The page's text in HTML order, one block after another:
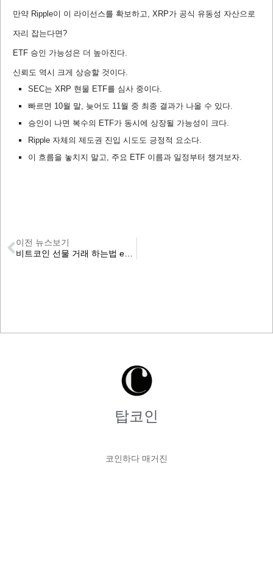
만약 Ripple이 이 라이선스를 확보하고, XRP가 공식 유동성 자산으로
자리 잡는다면?
ETF 승인 가능성은 더 높아진다.
신뢰도 역시 크게 상승할 것이다.
SEC는 XRP 현물 ETF를 심사 중이다.
빠르면 10월 말, 늦어도 11월 중 최종 결과가 나올 수 있다.
승인이 나면 복수의 ETF가 동시에 상장될 가능성이 크다.
Ripple 자체의 제도권 진입 시도도 긍정적 요소다.
이 흐름을 놓치지 말고, 주요 ETF 이름과 일정부터 챙겨보자.
이전 뉴스보기
비트코인 선물 거래 하는법 emperorbtc trading manual
탑코인
코인하다 매거진